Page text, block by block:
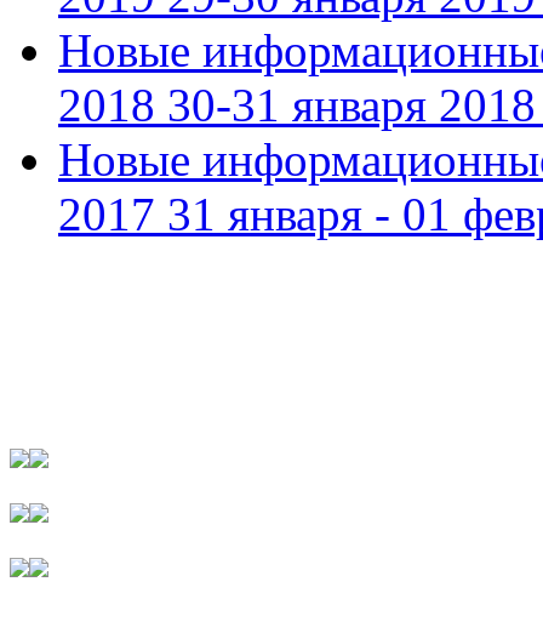
Новые
2018 30-31 января 2018
Новые
2017 31 января - 01